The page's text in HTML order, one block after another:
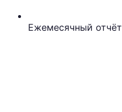
Ежемесячный отчёт